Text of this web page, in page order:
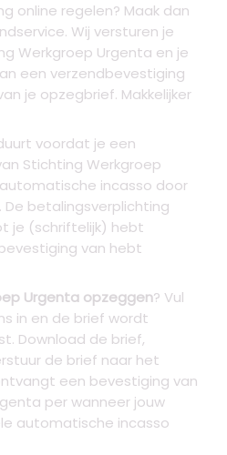
online regelen? Maak dan
Wij versturen je
Werkgroep Urgenta en je
een verzendbevestiging
je opzegbrief. Makkelijker
voordat je een
Stichting Werkgroep
incasso door
De betalingsverplichting
je (schriftelijk) hebt
van hebt
Urgenta opzeggen? Vul
in en de brief wordt
Download de brief,
de brief naar het
een bevestiging van
per wanneer jouw
automatische incasso